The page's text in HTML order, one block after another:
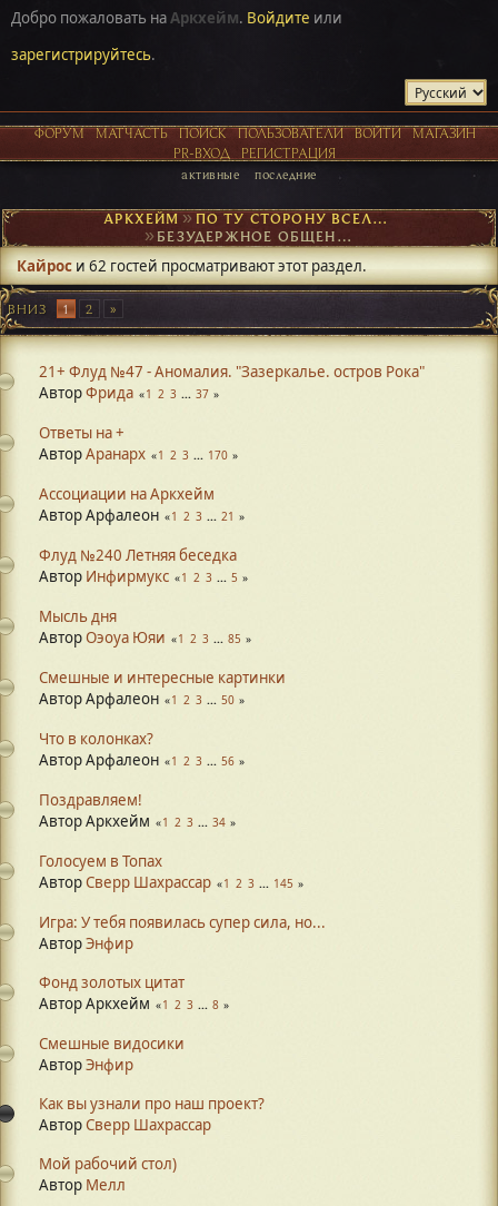
Добро пожаловать наАркхейм. Войдите или
зарегистрируйтесь.
ФОРУМ МАТЧАСТЬ ПОИСК ПОЛЬЗОВАТЕЛИ ВОЙТИ
МАГАЗИН
PR-ВХОД
РЕГИСТРАЦИЯ
активные последние
АРКХЕЙМ► ПО ТУ СТОРОНУ ВСЕЛЕННОЙ
► БЕЗУДЕРЖНОЕ ОБЩЕНИЕ
Кайрос и 62 гостей просматривают этот раздел.
ВНИЗ 1 2
21+ Флуд №47 - Аномалия. "Зазеркалье. остров Рока"
АвторФрида 1 2 3 ... 37
Ответы на +
АвторАранарх 1 2 3 ... 170
Ассоциации на Аркхейм
Автор Арфалеон
1 2 3 ... 21
Флуд №240 Летняя беседка
Автор Инфирмукс 1 2 3 ... 5
Мысль дня
АвторОэоуа Юяи 1 2 3 ... 85
Смешные и интересные картинки
Автор Арфалеон
1 2 3 ... 50
Что в колонках?
Автор Арфалеон
1 2 3 ... 56
Поздравляем!
Автор Аркхейм
1 2 3 ... 34
Голосуем в Топах
АвторСверр Шахрассар 1 2 3 ... 145
Игра: У тебя появилась супер сила, но...
АвторЭнфир
Фонд золотых цитат
Автор Аркхейм
1 2 3 ... 8
Смешные видосики
АвторЭнфир
Как вы узнали про наш проект?
АвторСверр Шахрассар
Мой рабочий стол)
Автор Мелл